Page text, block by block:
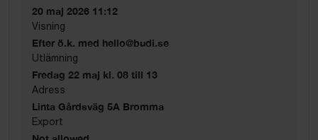
20 maj 2026 11:12
Visning
Efter ö.k. med hello@budi.se
Utlämning
Fredag 22 maj kl. 08 till 13
Adress
Linta Gårdsväg 5A Bromma
Export